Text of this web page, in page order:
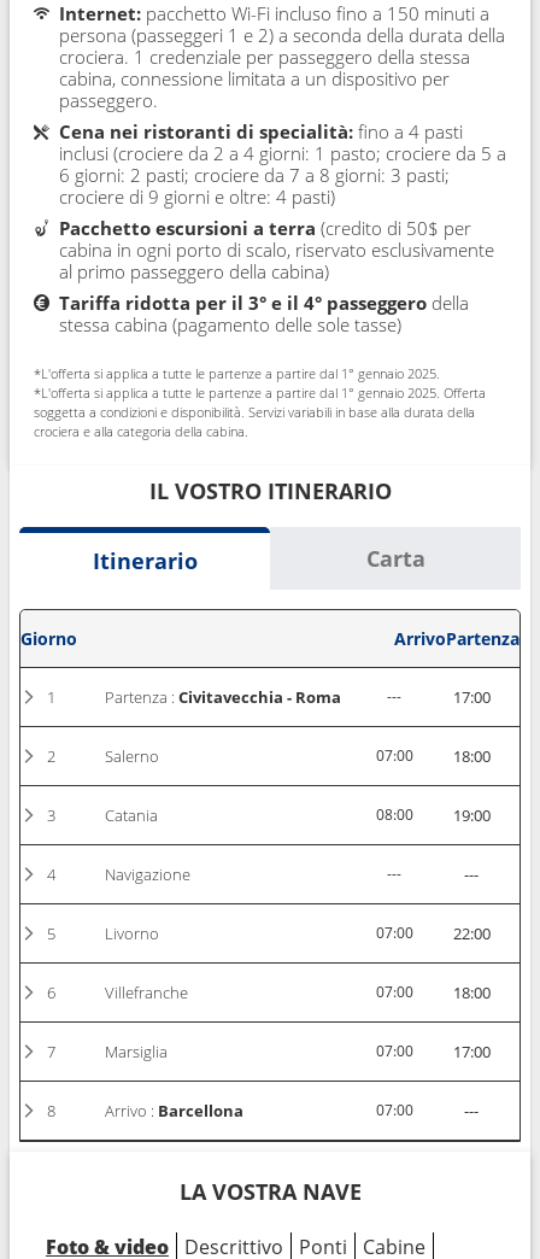
Internet: pacchetto Wi-Fi incluso fino a 150 minuti a
persona (passeggeri 1 e 2) a seconda della durata della
crociera. 1 credenziale per passeggero della stessa
cabina, connessione limitata a un dispositivo per
passeggero.
Cena nei ristoranti di specialità: fino a 4 pasti
inclusi (crociere da 2 a 4 giorni: 1 pasto; crociere da 5 a
6 giorni: 2 pasti; crociere da 7 a 8 giorni: 3 pasti;
crociere di 9 giorni e oltre: 4 pasti)
Pacchetto escursioni a terra (credito di 50$ per
cabina in ogni porto di scalo, riservato esclusivamente
al primo passeggero della cabina)
Tariffa ridotta per il 3° e il 4° passeggero della
stessa cabina (pagamento delle sole tasse)
*L'offerta si applica a tutte le partenze a partire dal 1° gennaio 2025.
*L'offerta si applica a tutte le partenze a partire dal 1° gennaio 2025. Offerta
soggetta a condizioni e disponibilità. Servizi variabili in base alla durata della
crociera e alla categoria della cabina.
IL VOSTRO ITINERARIO
Itinerario Carta
Giorno ArrivoPartenza
1 Partenza :Civitavecchia - Roma --- 17:00
2 Salerno 07:00 18:00
3 Catania 08:00 19:00
4 Navigazione --- ---
5 Livorno 07:00 22:00
6 Villefranche 07:00 18:00
7 Marsiglia 07:00 17:00
8 Arrivo : Barcellona 07:00 ---
LA VOSTRA NAVE
Foto & video Descrittivo Ponti Cabine